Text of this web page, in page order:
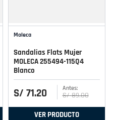
Moleca
Sandalias Flats Mujer
MOLECA 255494-115Q4
Blanco
S/ 71.20 S/ 89.00
VER PRODUCTO